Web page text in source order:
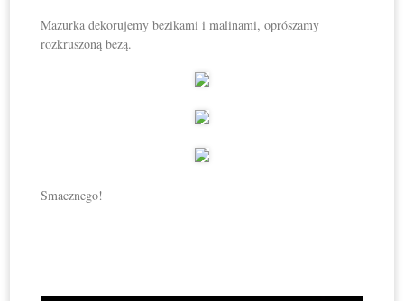
Mazurka dekorujemy bezikami i malinami, oprószamy
rozkruszoną bezą.
Smacznego!